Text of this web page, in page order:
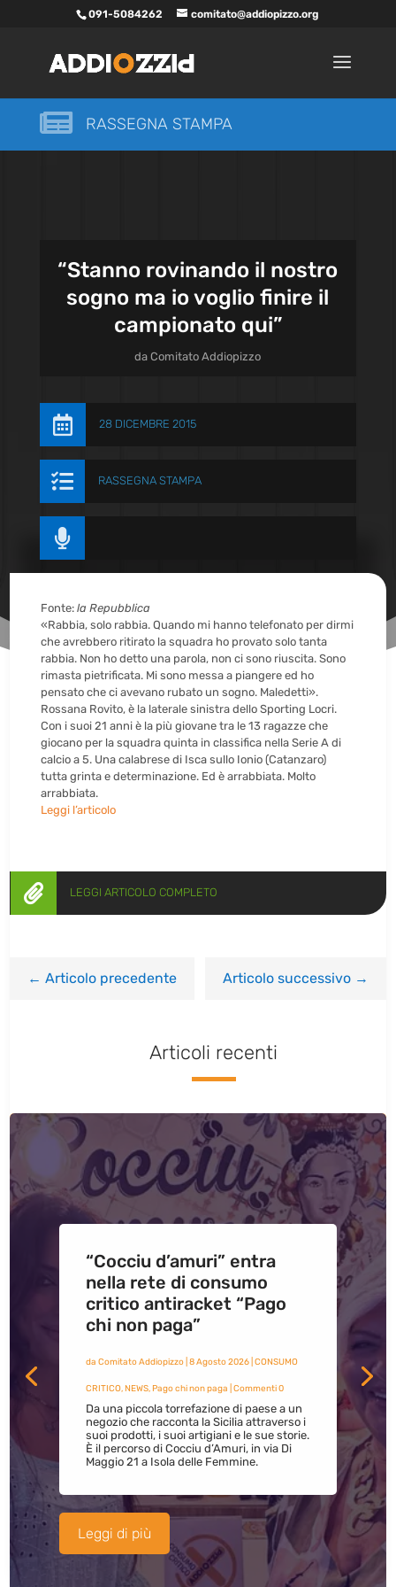
091-5084262 comitato@addiopizzo.org
 RASSEGNA STAMPA
“Stanno rovinando il nostro
sogno ma io voglio finire il
campionato qui”
daComitato Addiopizzo
 28 DICEMBRE 2015
 RASSEGNA STAMPA

Fonte:la Repubblica
«Rabbia, solo rabbia. Quando mi hanno telefonato per dirmi
che avrebbero ritirato la squadra ho provato solo tanta
rabbia. Non ho detto una parola, non ci sono riuscita. Sono
rimasta pietrificata. Mi sono messa a piangere ed ho
pensato che ci avevano rubato un sogno. Maledetti».
Rossana Rovito, è la laterale sinistra dello Sporting Locri.
Con i suoi 21 anni è la più giovane tra le 13 ragazze che
giocano per la squadra quinta in classifica nella Serie A di
calcio a 5. Una calabrese di Isca sullo Ionio (Catanzaro)
tutta grinta e determinazione. Ed è arrabbiata. Molto
arrabbiata.
Leggi l’articolo
 LEGGI ARTICOLO COMPLETO
←Articolo precedente Articolo successivo→
Articoli recenti
“Cocciu d’amuri” entra
nella rete di consumo
critico antiracket “Pago
chi non paga”
da Comitato Addiopizzo| 8 Agosto 2026| CONSUMO
CRITICO,NEWS,Pago chi non paga | Commenti 0
Da una piccola torrefazione di paese a un
negozio che racconta la Sicilia attraverso i
suoi prodotti, i suoi artigiani e le sue storie.
È il percorso di Cocciu d’Amuri, in via Di
Maggio 21 a Isola delle Femmine.
Leggi di più